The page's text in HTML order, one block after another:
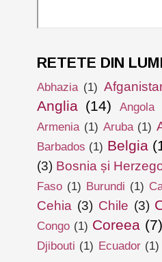
RETETE DIN
Abhazia (1)
Anglia (14) Angola
Armenia (1) Aruba (1)
Barbados (1) Belgia
(3) Bosnia și
Faso (1) Burundi (1)
Cehia (3) Chile (3)
Congo (1) Coreea
Djibouti (1) Ecuador (1)